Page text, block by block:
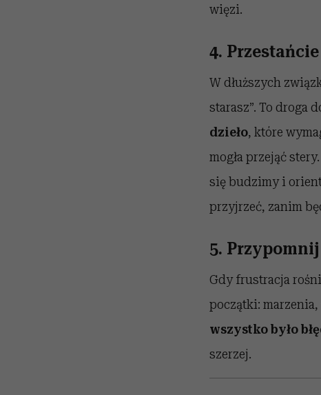
więzi.
4.
W dłuższych
starasz”. To droga
dzieło, które
mogła przejąć
się budzimy i
przyjrzeć, zanim
5.
Gdy frustracja
początki:
wszystko było
szerzej.